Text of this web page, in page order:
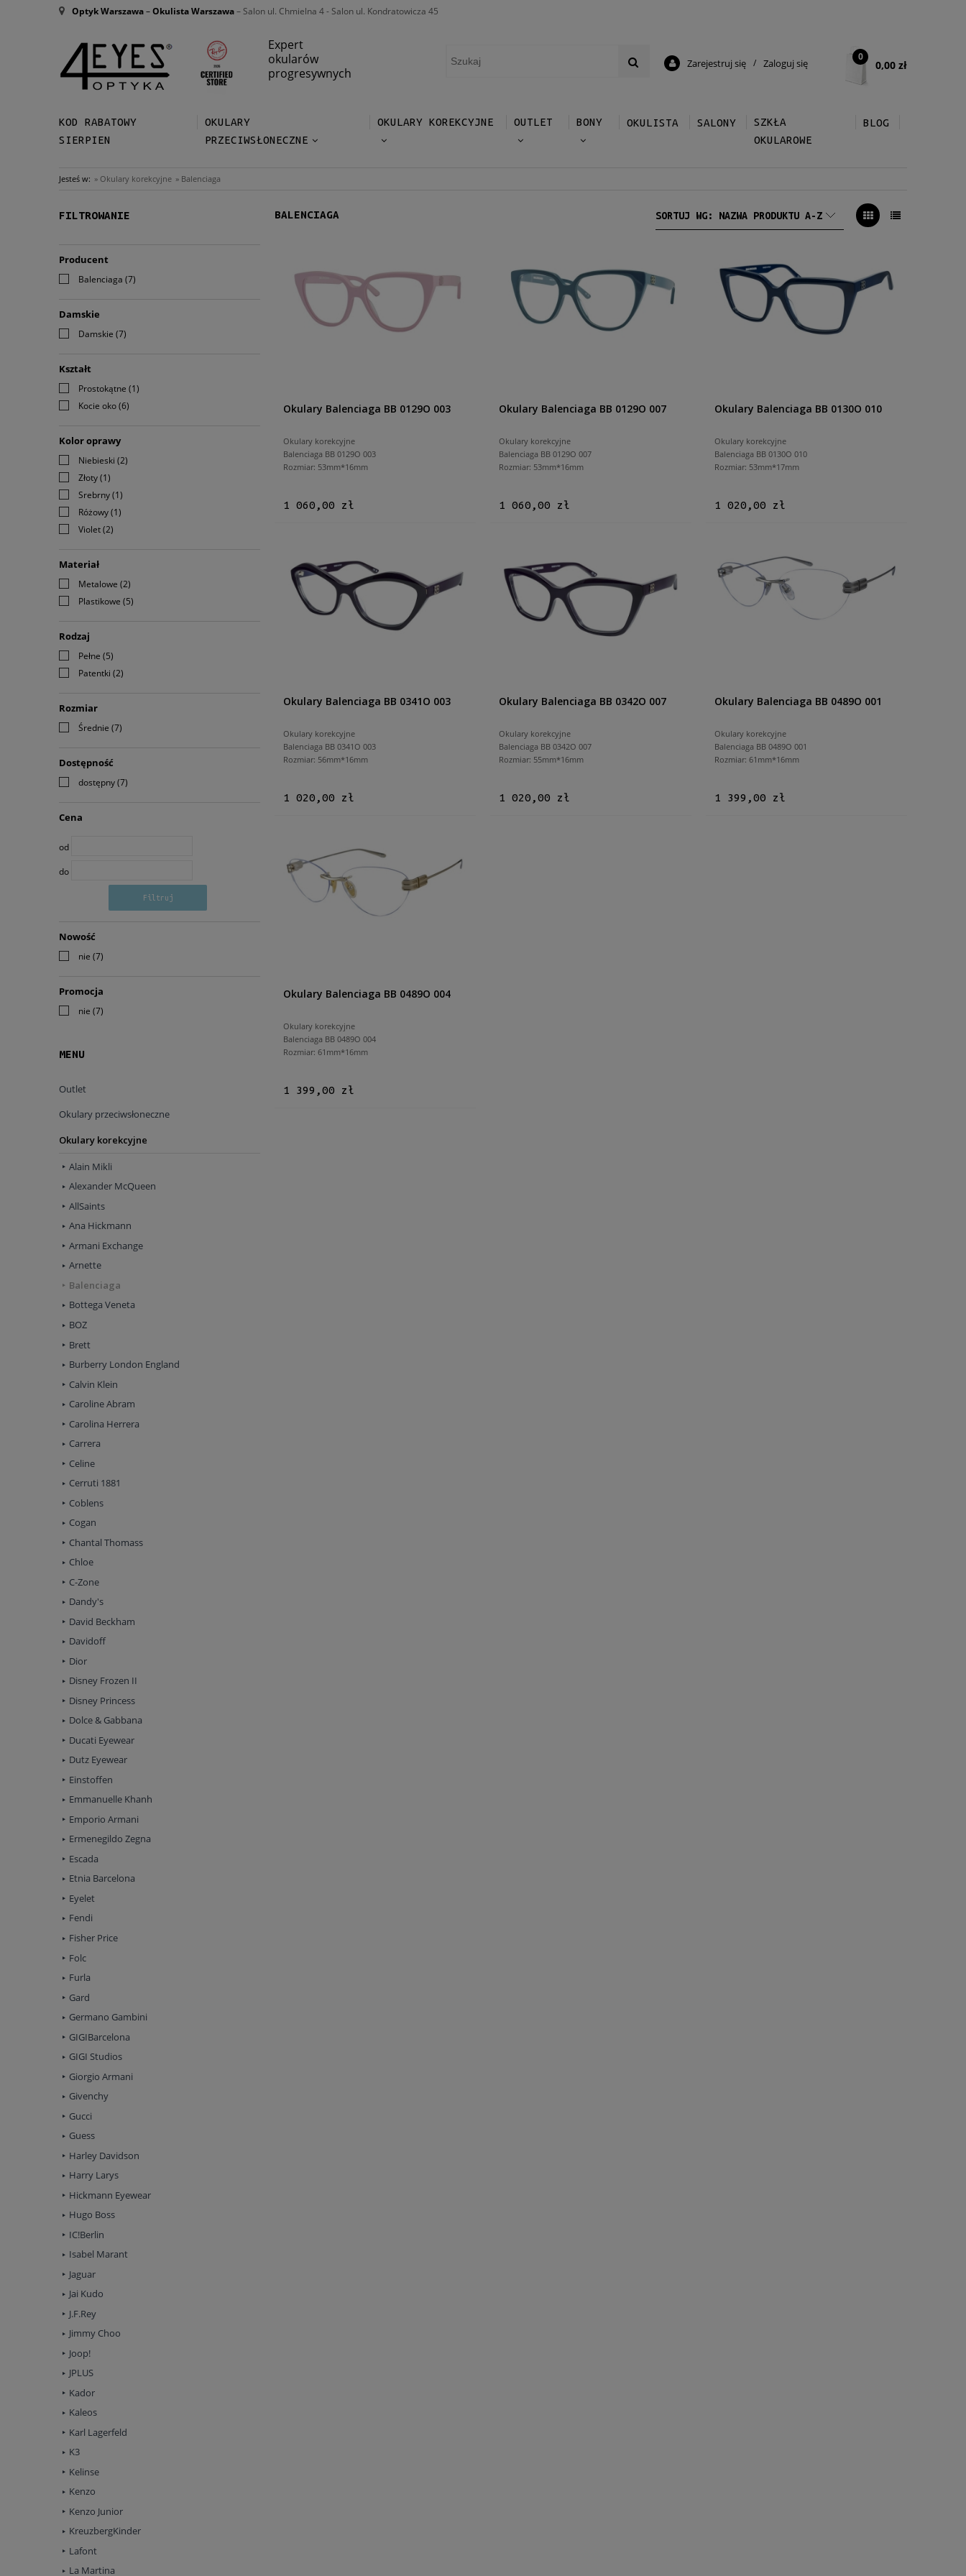
Optyk Warszawa–Okulista Warszawa– Salon ul. Chmielna 4 - Salon ul. Kondratowicza 45
Expert
okularów
progresywnych
0,00 zł
0
Zarejestruj się / Zaloguj się
KOD RABATOWY
SIERPIEN
OKULARY
PRZECIWSŁONECZNE
OKULARY KOREKCYJNE OUTLET BONY OKULISTA SALONY
SZKŁA
OKULAROWE
BLOG
Jesteś w: » Okulary korekcyjne » Balenciaga
FILTROWANIE
Producent
Balenciaga (7)
Damskie
Damskie (7)
Kształt
Prostokątne (1)
Kocie oko(6)
Kolor oprawy
Niebieski (2)
Złoty(1)
Srebrny(1)
Różowy(1)
Violet(2)
Materiał
Metalowe (2)
Plastikowe (5)
Rodzaj
Pełne (5)
Patentki (2)
Rozmiar
Średnie (7)
Dostępność
dostępny(7)
Cena
od
do
Filtruj
Nowość
nie (7)
Promocja
nie (7)
MENU
Outlet
Okulary przeciwsłoneczne
Okulary korekcyjne
Alain Mikli
Alexander McQueen
AllSaints
Ana Hickmann
Armani Exchange
Arnette
Balenciaga
Bottega Veneta
BOZ
Brett
Burberry London England
Calvin Klein
Caroline Abram
Carolina Herrera
Carrera
Celine
Cerruti 1881
Coblens
Cogan
Chantal Thomass
Chloe
C-Zone
Dandy's
David Beckham
Davidoff
Dior
Disney Frozen II
Disney Princess
Dolce & Gabbana
Ducati Eyewear
Dutz Eyewear
Einstoffen
Emmanuelle Khanh
Emporio Armani
Ermenegildo Zegna
Escada
Etnia Barcelona
Eyelet
Fendi
Fisher Price
Folc
Furla
Gard
Germano Gambini
GIGIBarcelona
GIGI Studios
Giorgio Armani
Givenchy
Gucci
Guess
Harley Davidson
Harry Larys
Hickmann Eyewear
Hugo Boss
IC!Berlin
Isabel Marant
Jaguar
Jai Kudo
J.F.Rey
Jimmy Choo
Joop!
JPLUS
Kador
Kaleos
Karl Lagerfeld
K3
Kelinse
Kenzo
Kenzo Junior
KreuzbergKinder
Lafont
La Martina
BALENCIAGA SORTUJ WG: NAZWA PRODUKTU A-Z
Okulary Balenciaga BB 0129O 003
Okulary korekcyjne
Balenciaga BB 0129O 003
Rozmiar: 53mm*16mm
1 060,00 zł
Okulary Balenciaga BB 0129O 007
Okulary korekcyjne
Balenciaga BB 0129O 007
Rozmiar: 53mm*16mm
1 060,00 zł
Okulary Balenciaga BB 0130O 010
Okulary korekcyjne
Balenciaga BB 0130O 010
Rozmiar: 53mm*17mm
1 020,00 zł
Okulary Balenciaga BB 0341O 003
Okulary korekcyjne
Balenciaga BB 0341O 003
Rozmiar: 56mm*16mm
1 020,00 zł
Okulary Balenciaga BB 0342O 007
Okulary korekcyjne
Balenciaga BB 0342O 007
Rozmiar: 55mm*16mm
1 020,00 zł
Okulary Balenciaga BB 0489O 001
Okulary korekcyjne
Balenciaga BB 0489O 001
Rozmiar: 61mm*16mm
1 399,00 zł
Okulary Balenciaga BB 0489O 004
Okulary korekcyjne
Balenciaga BB 0489O 004
Rozmiar: 61mm*16mm
1 399,00 zł